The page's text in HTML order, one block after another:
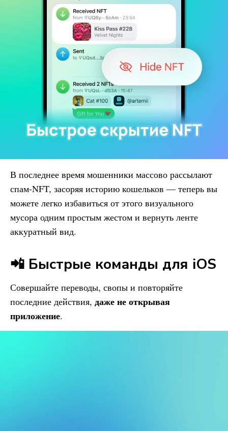
В последнее время мошенники массово рассылают
спам-NFT, засоряя историю кошельков — теперь вы
можете легко избавиться от этого визуального
мусора одним простым жестом и вернуть ленте
аккуратный вид.
📲 Быстрые команды для iOS
Совершайте переводы, свопы и повторяйте
последние действия, даже не открывая
приложение.